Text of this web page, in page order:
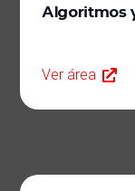
Algoritmos
Ver área